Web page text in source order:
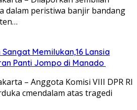
dalam peristiwa banjir bandang
Memilukan,16 Lansia
Panti Jompo di Manado
– Anggota Komisi VIII DPR RI
cmendalam atas tragedi